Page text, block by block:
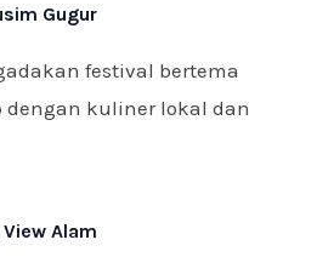
Gugur
festival bertema
kuliner lokal dan
Alam